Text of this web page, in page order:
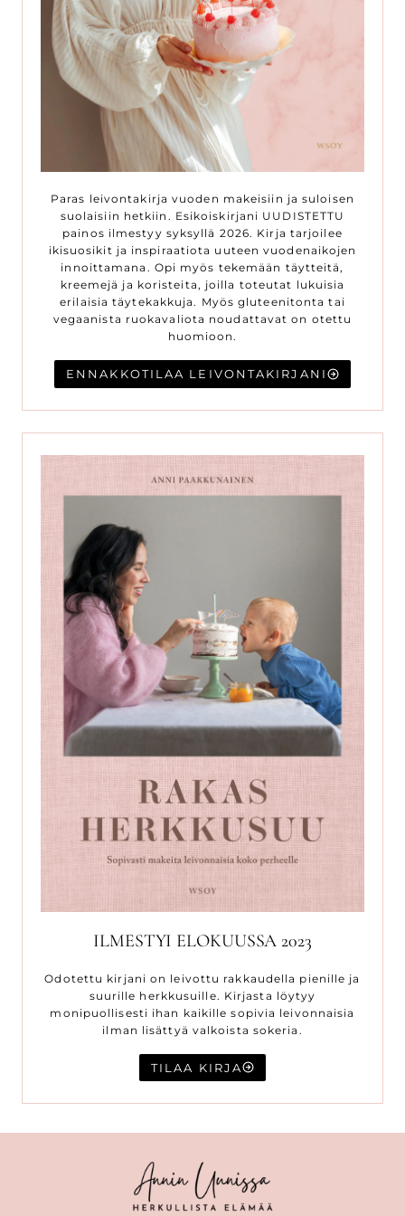
Paras leivontakirja vuoden makeisiin ja suloisen
suolaisiin hetkiin. Esikoiskirjani UUDISTETTU
painos ilmestyy syksyllä 2026. Kirja tarjoilee
ikisuosikit ja inspiraatiota uuteen vuodenaikojen
innoittamana. Opi myös tekemään täytteitä,
kreemejä ja koristeita, joilla toteutat lukuisia
erilaisia täytekakkuja. Myös gluteenitonta tai
vegaanista ruokavaliota noudattavat on otettu
huomioon.
ENNAKKOTILAA LEIVONTAKIRJANI
ILMESTYI ELOKUUSSA 2023
Odotettu kirjani on leivottu rakkaudella pienille ja
suurille herkkusuille. Kirjasta löytyy
monipuollisesti ihan kaikille sopivia leivonnaisia
ilman lisättyä valkoista sokeria.
TILAA KIRJA